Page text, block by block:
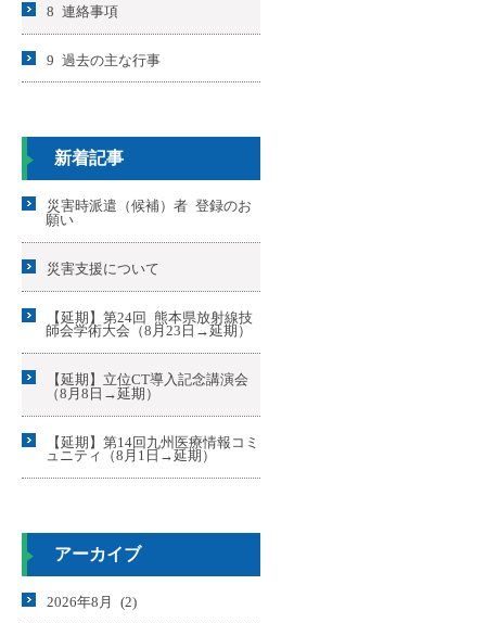
8 連絡事項
9 過去の主な行事
新着記事
災害時派遣（候補）者 登録のお
願い
災害支援について
【延期】第24回 熊本県放射線技
師会学術大会（8月23日→延期）
【延期】立位CT導入記念講演会
（8月8日→延期）
【延期】第14回九州医療情報コミ
ュニティ（8月1日→延期）
アーカイブ
2026年8月 (2)